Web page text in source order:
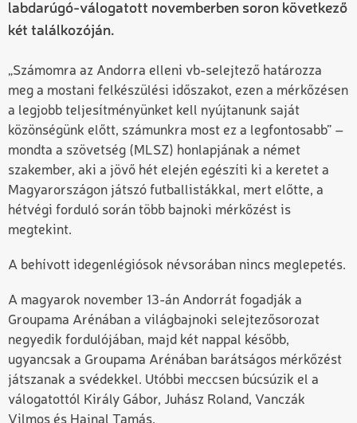
labdarúgó-válogatott novemberben soron következő
két találkozóján.
„Számomra az Andorra elleni vb-selejtező határozza
meg a mostani felkészülési időszakot, ezen a mérkőzésen
a legjobb teljesítményünket kell nyújtanunk saját
közönségünk előtt, számunkra most ez a legfontosabb” –
mondta a szövetség (MLSZ) honlapjának a német
szakember, aki a jövő hét elején egészíti ki a keretet a
Magyarországon játszó futballistákkal, mert előtte, a
hétvégi forduló során több bajnoki mérkőzést is
megtekint.
A behívott idegenlégiósok névsorában nincs meglepetés.
A magyarok november 13-án Andorrát fogadják a
Groupama Arénában a világbajnoki selejtezősorozat
negyedik fordulójában, majd két nappal később,
ugyancsak a Groupama Arénában barátságos mérkőzést
játszanak a svédekkel. Utóbbi meccsen búcsúzik el a
válogatottól Király Gábor, Juhász Roland, Vanczák
Vilmos és Hajnal Tamás.